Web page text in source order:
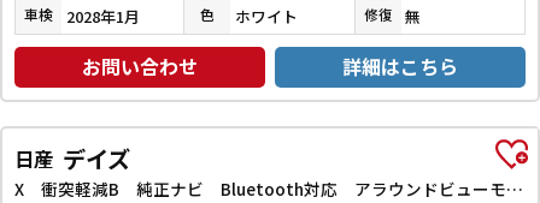
車検 2028年1月 色 ホワイト 修復 無
お問い合わせ 詳細はこちら
日産 デイズ
X 衝突軽減B 純正ナビ Bluetooth対応 アラウンドビューモニター スマートキー プッシュスタート アイドリングストップ タッチパネルオートエアコン 電動格納ミラー